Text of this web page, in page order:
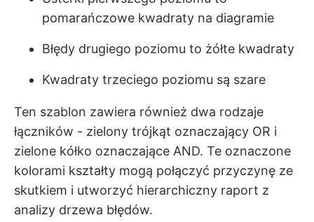
pomarańczowe kwadraty na diagramie
Błędy drugiego poziomu to żółte kwadraty
Kwadraty trzeciego poziomu są szare
Ten szablon zawiera również dwa rodzaje
łączników - zielony trójkąt oznaczający OR i
zielone kółko oznaczające AND. Te oznaczone
kolorami kształty mogą połączyć przyczynę ze
skutkiem i utworzyć hierarchiczny raport z
analizy drzewa błędów.